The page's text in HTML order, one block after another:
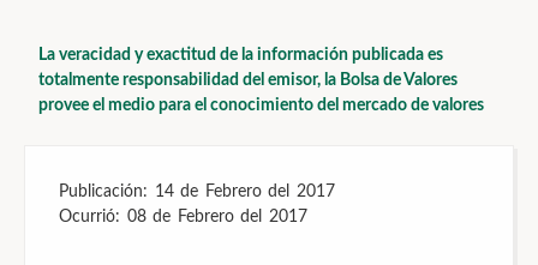
La veracidad y exactitud de la información publicada es
totalmente responsabilidad del emisor, la Bolsa de Valores
provee el medio para el conocimiento del mercado de valores
Publicación: 14 de Febrero del 2017
Ocurrió: 08 de Febrero del 2017